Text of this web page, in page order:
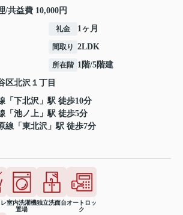
共益費 10,000円
礼金 1ヶ月
間取り 2LDK
所在階 1階/5階建
区北沢 １丁目
「 下北沢 」駅 徒歩10分
「 池ノ上 」駅 徒歩5分
線 「 東北沢 」駅 徒歩7分
室内洗濯機
置場
独立洗面台オートロッ
ク